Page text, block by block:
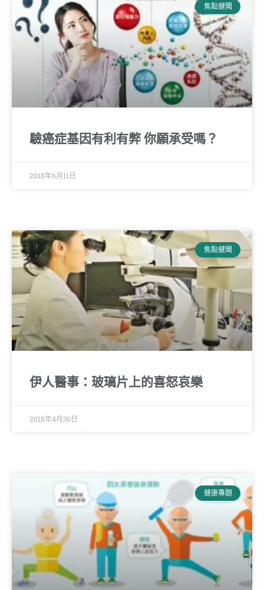
焦點健聞
驗癌症基因有利有弊 你願承受嗎？
2018年6月11日
焦點健聞
伊人醫事：玻璃片上的喜怒哀樂
2018年4月30日
健康專題